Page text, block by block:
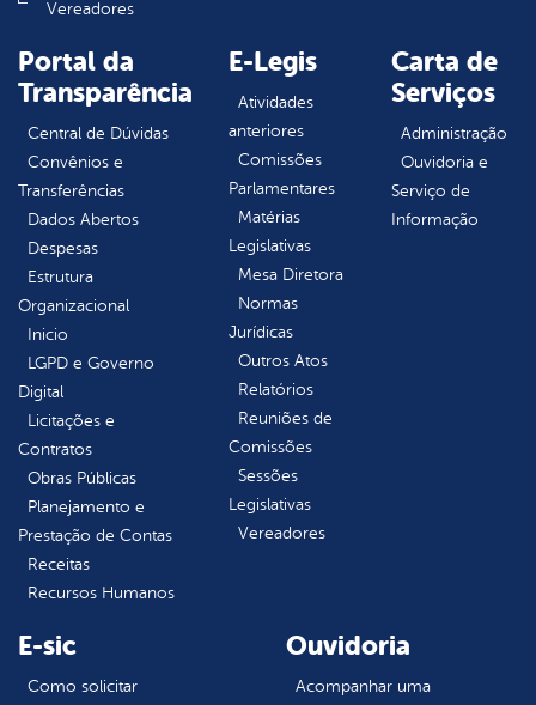
Vereadores
Portal da
Transparência
Central de Dúvidas
Convênios e
Transferências
Dados Abertos
Despesas
Estrutura
Organizacional
Inicio
LGPD e Governo
Digital
Licitações e
Contratos
Obras Públicas
Planejamento e
Prestação de Contas
Receitas
Recursos Humanos
E-Legis
Atividades
anteriores
Comissões
Parlamentares
Matérias
Legislativas
Mesa Diretora
Normas
Jurídicas
Outros Atos
Relatórios
Reuniões de
Comissões
Sessões
Legislativas
Vereadores
Carta de
Serviços
Administração
Ouvidoria e
Serviço de
Informação
E-sic
Como solicitar
Ouvidoria
Acompanhar uma